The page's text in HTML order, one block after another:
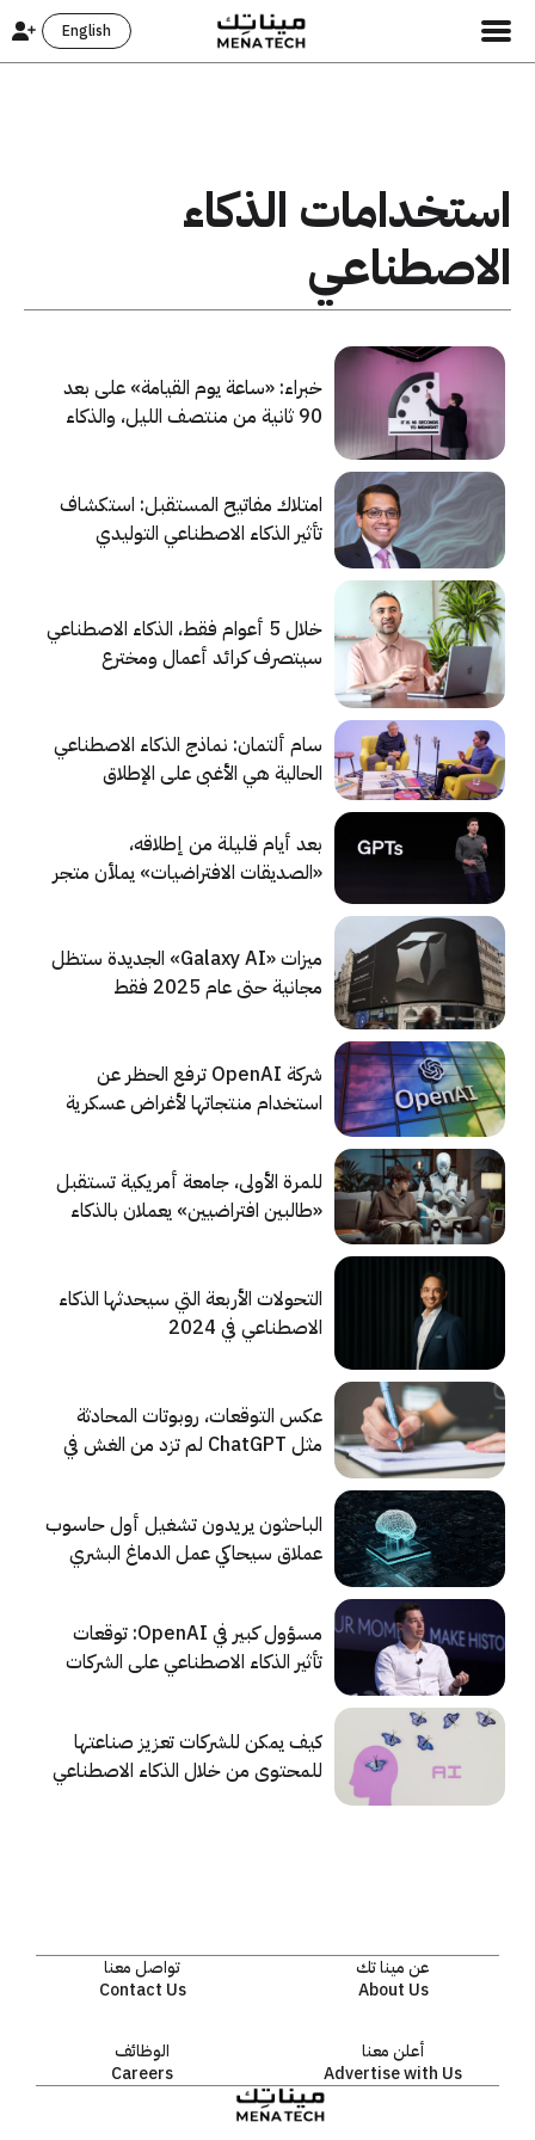
English
استخدامات الذكاء
الاصطناعي
خبراء: «ساعة يوم القيامة» على بعد
90 ثانية من منتصف الليل، والذكاء
امتلاك مفاتيح المستقبل: استكشاف
تأثير الذكاء الاصطناعي التوليدي
خلال 5 أعوام فقط، الذكاء الاصطناعي
سيتصرف كرائد أعمال ومخترع
سام ألتمان: نماذج الذكاء الاصطناعي
الحالية هي الأغبى على الإطلاق
بعد أيام قليلة من إطلاقه،
«الصديقات الافتراضيات» يملأن متجر
ميزات «Galaxy AI» الجديدة ستظل
مجانية حتى عام 2025 فقط
شركة OpenAI ترفع الحظر عن
استخدام منتجاتها لأغراض عسكرية
للمرة الأولى، جامعة أمريكية تستقبل
«طالبين افتراضيين» يعملان بالذكاء
التحولات الأربعة التي سيحدثها الذكاء
الاصطناعي في 2024
عكس التوقعات، روبوتات المحادثة
مثل ChatGPT لم تزد من الغش في
الباحثون يريدون تشغيل أول حاسوب
عملاق سيحاكي عمل الدماغ البشري
مسؤول كبير في OpenAI: توقعات
تأثير الذكاء الاصطناعي على الشركات
كيف يمكن للشركات تعزيز صناعتها
للمحتوى من خلال الذكاء الاصطناعي
عن مينا تك
About Us
تواصل معنا
Contact Us
أعلن معنا
Advertise with Us
الوظائف
Careers